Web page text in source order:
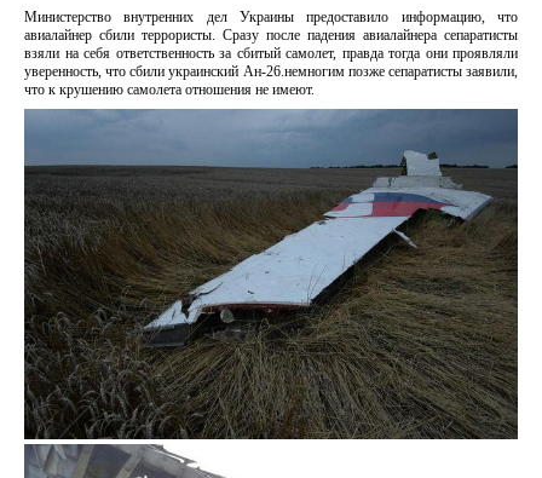
Министерство внутренних дел Украины предоставило информацию, что
авиалайнер сбили террористы. Сразу после падения авиалайнера сепаратисты
взяли на себя ответственность за сбитый самолет, правда тогда они проявляли
уверенность, что сбили украинский Ан-26.немногим позже сепаратисты заявили,
что к крушению самолета отношения не имеют.